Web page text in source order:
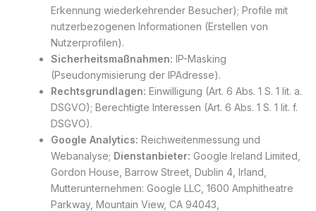
Erkennung wiederkehrender Besucher); Profile mit
nutzerbezogenen Informationen (Erstellen von
Nutzerprofilen).
Sicherheitsmaßnahmen: IP-Masking
(Pseudonymisierung der IPAdresse).
Rechtsgrundlagen: Einwilligung (Art. 6 Abs. 1 S. 1 lit. a.
DSGVO); Berechtigte Interessen (Art. 6 Abs. 1 S. 1 lit. f.
DSGVO).
Google Analytics: Reichweitenmessung und
Webanalyse; Dienstanbieter: Google Ireland Limited,
Gordon House, Barrow Street, Dublin 4, Irland,
Mutterunternehmen: Google LLC, 1600 Amphitheatre
Parkway, Mountain View, CA 94043,